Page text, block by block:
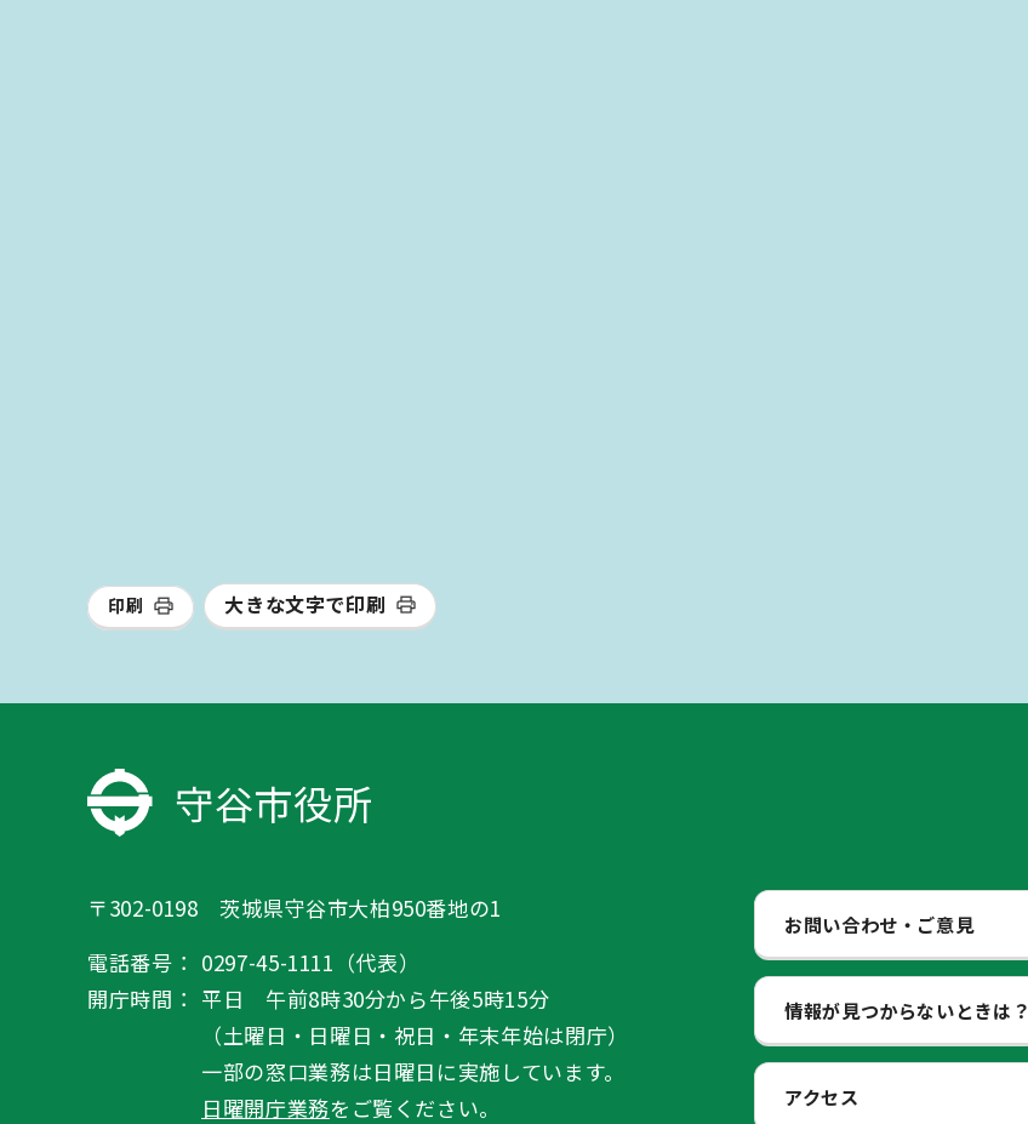
印刷 大きな文字で印刷
守谷市役所
〒302-0198 茨城県守谷市大柏950番地の1
電話番号： 0297-45-1111（代表）
開庁時間： 平日 午前8時30分から午後5時15分
（土曜日・日曜日・祝日・年末年始は閉庁）
一部の窓口業務は日曜日に実施しています。
日曜開庁業務をご覧ください。
お問い合わせ・ご意見
情報が見つからないときは？
アクセス